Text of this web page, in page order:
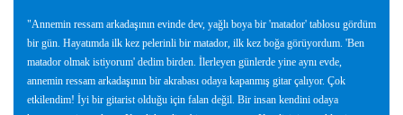
"Annemin ressam arkadaşının evinde dev, yağlı boya bir 'matador' tablosu gördüm
bir gün. Hayatımda ilk kez pelerinli bir matador, ilk kez boğa görüyordum. 'Ben
matador olmak istiyorum' dedim birden. İlerleyen günlerde yine aynı evde,
annemin ressam arkadaşının bir akrabası odaya kapanmış gitar çalıyor. Çok
etkilendim! İyi bir gitarist olduğu için falan değil. Bir insan kendini odaya